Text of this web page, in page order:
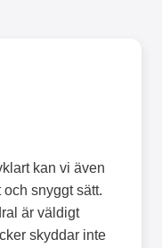
kan vi även
snyggt sätt.
är väldigt
skyddar inte